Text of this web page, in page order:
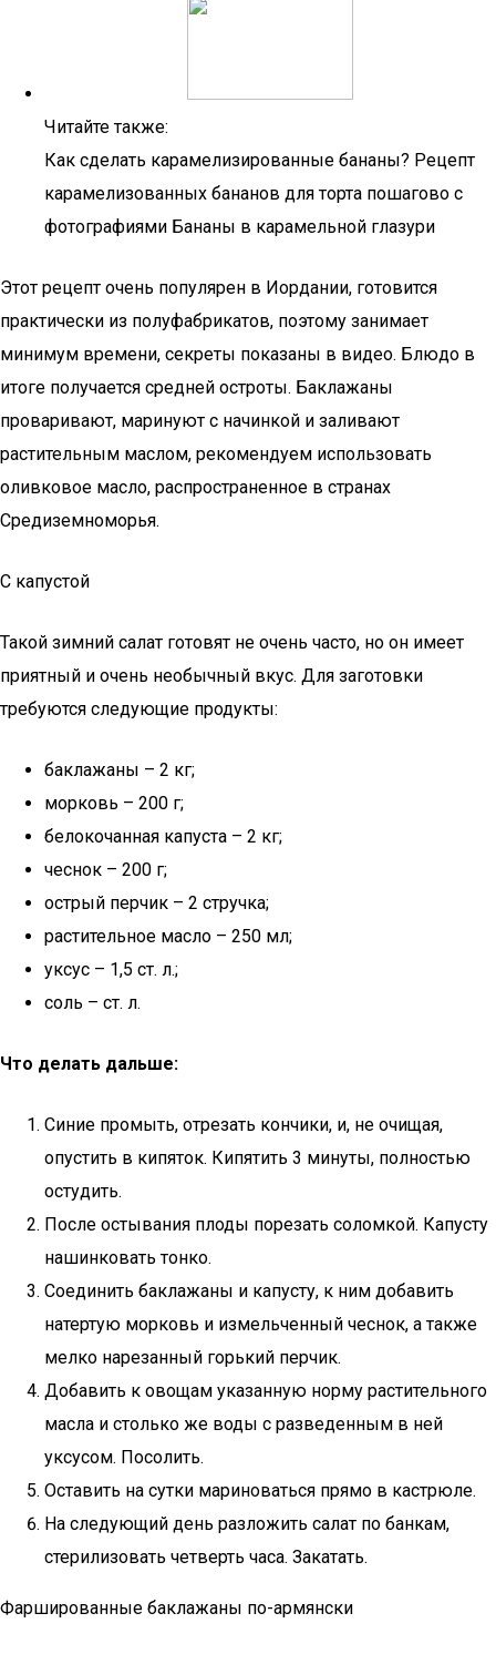
Читайте также:
Как сделать карамелизированные бананы? Рецепт
карамелизованных бананов для торта пошагово с
фотографиями Бананы в карамельной глазури
Этот рецепт очень популярен в Иордании, готовится
практически из полуфабрикатов, поэтому занимает
минимум времени, секреты показаны в видео. Блюдо в
итоге получается средней остроты. Баклажаны
проваривают, маринуют с начинкой и заливают
растительным маслом, рекомендуем использовать
оливковое масло, распространенное в странах
Средиземноморья.
С капустой
Такой зимний салат готовят не очень часто, но он имеет
приятный и очень необычный вкус. Для заготовки
требуются следующие продукты:
баклажаны – 2 кг;
морковь – 200 г;
белокочанная капуста – 2 кг;
чеснок – 200 г;
острый перчик – 2 стручка;
растительное масло – 250 мл;
уксус – 1,5 ст. л.;
соль – ст. л.
Что делать дальше:
Синие промыть, отрезать кончики, и, не очищая,
опустить в кипяток. Кипятить 3 минуты, полностью
остудить.
После остывания плоды порезать соломкой. Капусту
нашинковать тонко.
Соединить баклажаны и капусту, к ним добавить
натертую морковь и измельченный чеснок, а также
мелко нарезанный горький перчик.
Добавить к овощам указанную норму растительного
масла и столько же воды с разведенным в ней
уксусом. Посолить.
Оставить на сутки мариноваться прямо в кастрюле.
На следующий день разложить салат по банкам,
стерилизовать четверть часа. Закатать.
Фаршированные баклажаны по-армянски